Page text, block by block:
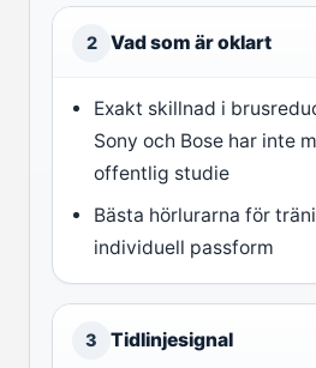
2 Vad som är oklart
Exakt skillnad i
Sony och Bose har inte
offentlig studie
Bästa hörlurarna för
individuell passform
3 Tidlinjesignal